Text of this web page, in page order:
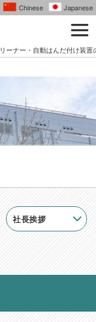
Chinese Japanese
ーナー・自動はんだ付け装置
社長挨拶